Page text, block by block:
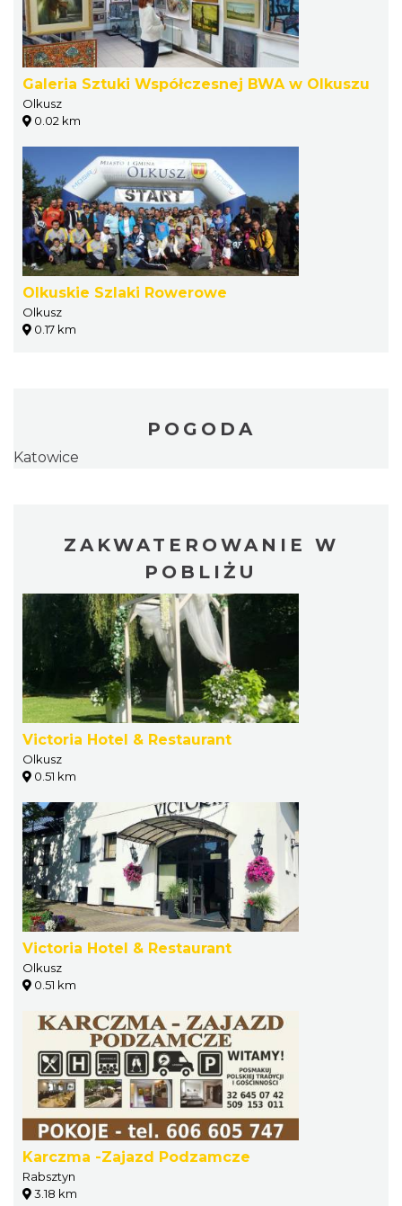
Galeria Sztuki Współczesnej BWA w Olkuszu
Olkusz
0.02 km
Olkuskie Szlaki Rowerowe
Olkusz
0.17 km
POGODA
Katowice
ZAKWATEROWANIE W
POBLIŻU
Victoria Hotel & Restaurant
Olkusz
0.51 km
Victoria Hotel & Restaurant
Olkusz
0.51 km
Karczma -Zajazd Podzamcze
Rabsztyn
3.18 km